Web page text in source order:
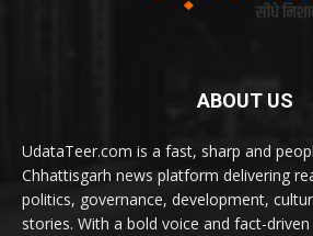
ABOUT US
UdataTeer.com is a fast, sharp and
Chhattisgarh news platform delivering
politics, governance, development,
stories. With a bold voice and fact-